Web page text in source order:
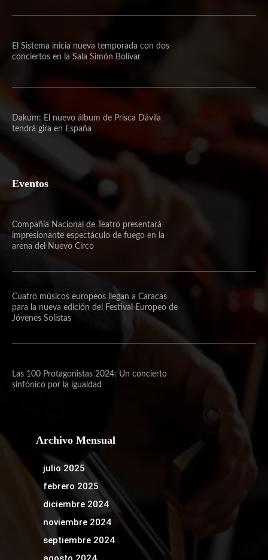
El Sistema inicia nueva temporada con dos
conciertos en la Sala Simón Bolívar
Dakum: El nuevo álbum de Prisca Dávila
tendrá gira en España
Eventos
Compañía Nacional de Teatro presentará
impresionante espectáculo de fuego en la
arena del Nuevo Circo
Cuatro músicos europeos llegan a Caracas
para la nueva edición del Festival Europeo de
Jóvenes Solistas
Las 100 Protagonistas 2024: Un concierto
sinfónico por la igualdad
Archivo Mensual
julio 2025
febrero 2025
diciembre 2024
noviembre 2024
septiembre 2024